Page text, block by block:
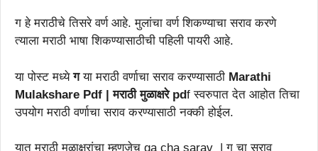
ग हे मराठीचे तिसरे वर्ण आहे. मुलांचा वर्ण शिकण्याचा सराव करणे
त्याला मराठी भाषा शिकण्यासाठीची पहिली पायरी आहे.
या पोस्ट मध्येगया मराठी वर्णाचा सराव करण्यासाठी Marathi
Mulakshare Pdf | मराठी मुळाक्षरे pdf स्वरुपात देत आहोत तिचा
उपयोग मराठी वर्णाचा सराव करण्यासाठी नक्की होईल.
यात मराठी मुळाक्षरांचा म्हणजेच ga cha sarav | ग चा सराव